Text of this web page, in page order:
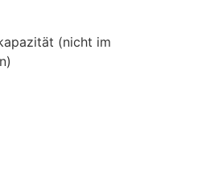
(nicht im